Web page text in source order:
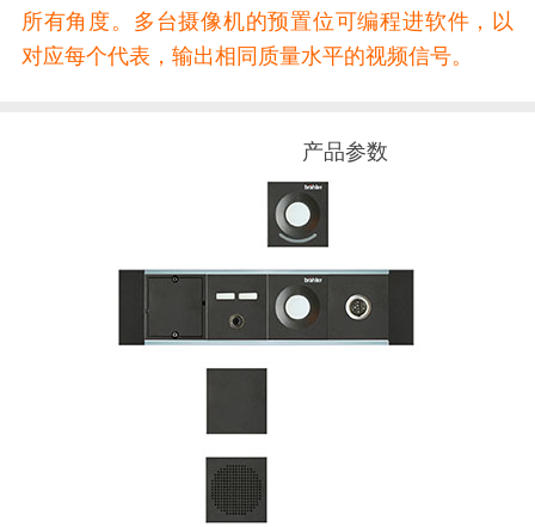
所有角度。多台摄像机的预置位可编程进软件，以
对应每个代表，输出相同质量水平的视频信号。
产品参数